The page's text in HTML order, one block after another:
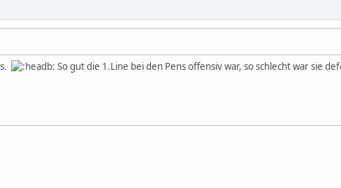
So gut die 1.Line bei den Pens offensiv war, so schlecht war sie